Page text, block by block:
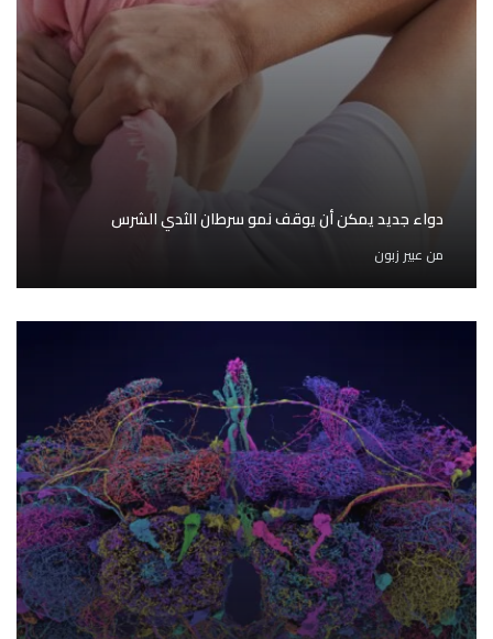
دواء جديد يمكن أن يوقف نمو سرطان الثدي الشرس
من عبير زبون